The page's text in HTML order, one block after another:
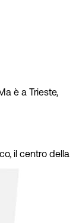
è a Trieste,
il centro della